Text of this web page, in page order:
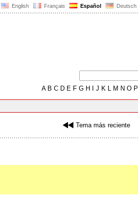
English Français Español Deutsch
AB C D E F G H J K L M N O P
Tema más reciente